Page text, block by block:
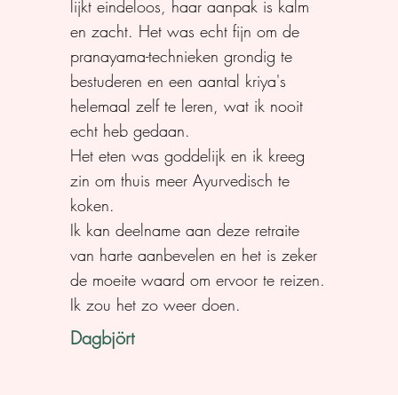
lijkt eindeloos, haar aanpak is kalm
en zacht. Het was echt fijn om de
pranayama-technieken grondig te
bestuderen en een aantal kriya's
helemaal zelf te leren, wat ik nooit
echt heb gedaan.
Het eten was goddelijk en ik kreeg
zin om thuis meer Ayurvedisch te
koken.
Ik kan deelname aan deze retraite
van harte aanbevelen en het is zeker
de moeite waard om ervoor te reizen.
Ik zou het zo weer doen.
Dagbjört